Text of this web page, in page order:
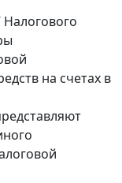
Налогового
на счетах в